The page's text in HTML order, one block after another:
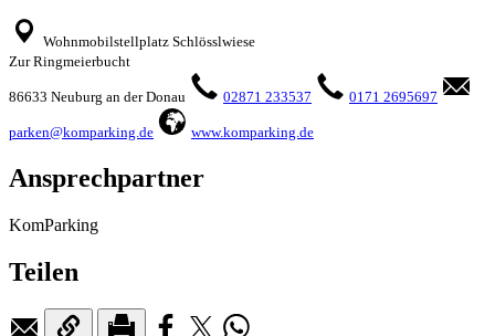
Wohnmobilstellplatz Schlösslwiese
Zur Ringmeierbucht
86633 Neuburg an der Donau 02871 233537 0171 2695697
parken@komparking.de www.komparking.de
Ansprechpartner
KomParking
Teilen